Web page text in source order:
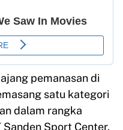
pemanasan di
satu kategori
dalam rangka
Sport Center.